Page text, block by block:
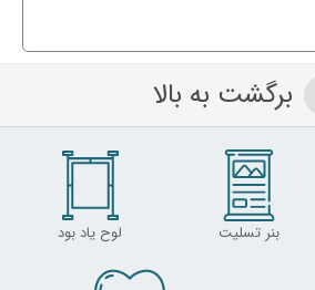
برگشت به بالا
بنر تسلیت لوح یاد بود